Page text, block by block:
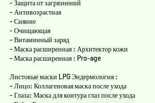
- Защита от загрязнений
- Антивозрастная
- Сияние
- Очищающая
- Витаминный заряд
- Маска расширенная : Архитектор кожи
- Маска расширенная : Pro-age
Листовые маски LPG Эндермология :
- Лицо: Коллагеновая маска после ухода
- Глаза: Маска для контура глаз после ухода